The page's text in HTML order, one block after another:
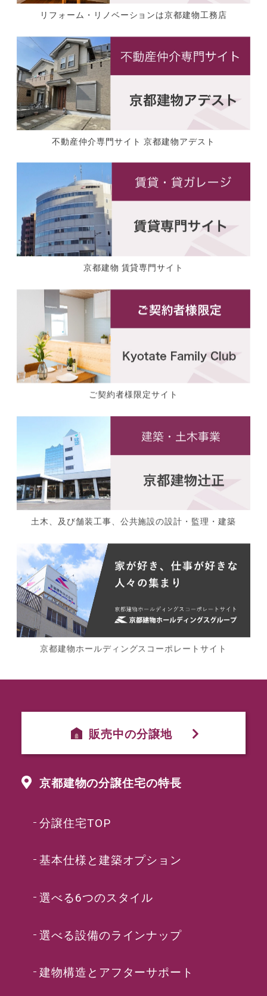
リフォーム・リノベーションは京都建物工務店
不動産仲介専門サイト 京都建物アデスト
京都建物 賃貸専門サイト
ご契約者様限定サイト
土木、及び舗装工事、公共施設の設計・監理・建築
京都建物ホールディングスコーポレートサイト
販売中の分譲地
京都建物の分譲住宅の特長
分譲住宅TOP
基本仕様と建築オプション
選べる6つのスタイル
選べる設備のラインナップ
建物構造とアフターサポート